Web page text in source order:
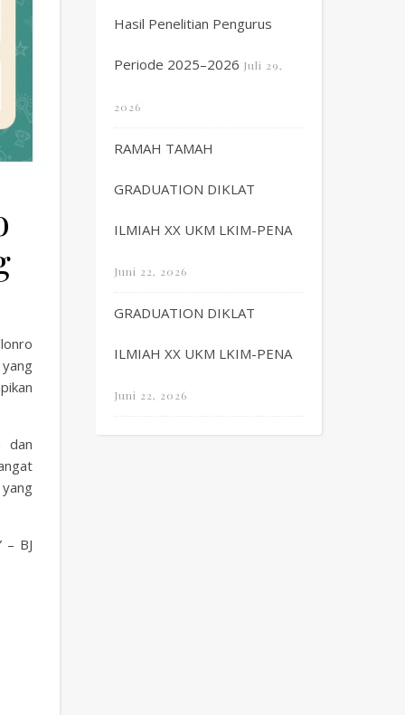
dan
– BJ
Hasil Penelitian Pengurus
Periode 2025–2026 Juli 29,
2026
RAMAH TAMAH
GRADUATION DIKLAT
ILMIAH XX UKM LKIM-PENA
Juni 22, 2026
GRADUATION DIKLAT
ILMIAH XX UKM LKIM-PENA
Juni 22, 2026